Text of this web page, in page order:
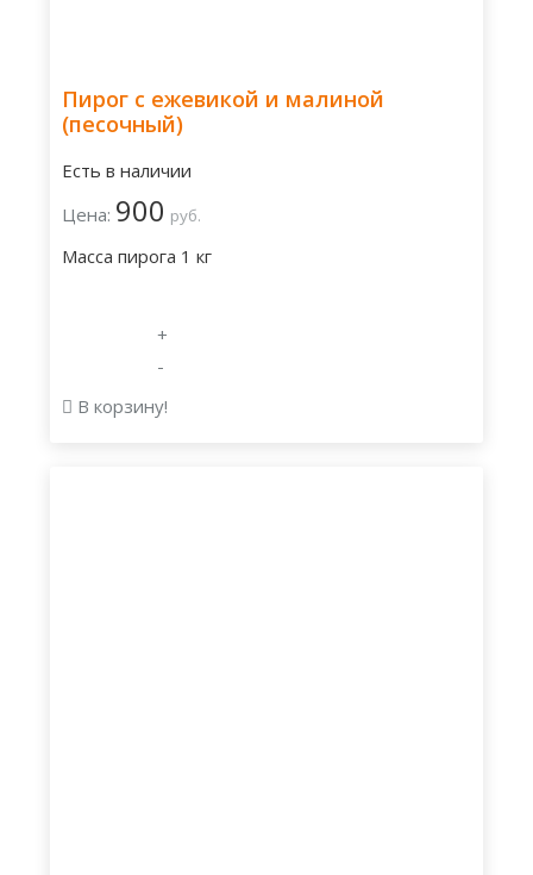
Пирог с ежевикой и малиной
(песочный)
Есть в наличии
Цена: 900 руб.
Масса пирога 1 кг
+
-
В корзину!